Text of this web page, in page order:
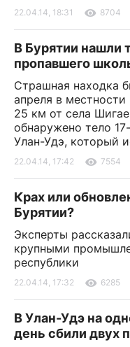
22.04.14, 18:31 8704
В Бурятии нашли
пропавшего
Страшная находка
апреля в местности
25 км от села
обнаружено тело
Улан-Удэ, который
22.04.14, 17:42 7554
Крах или
Бурятии?
Эксперты
крупными
республики
22.04.14, 17:32 6285
В Улан-Удэ на
день сбили двух